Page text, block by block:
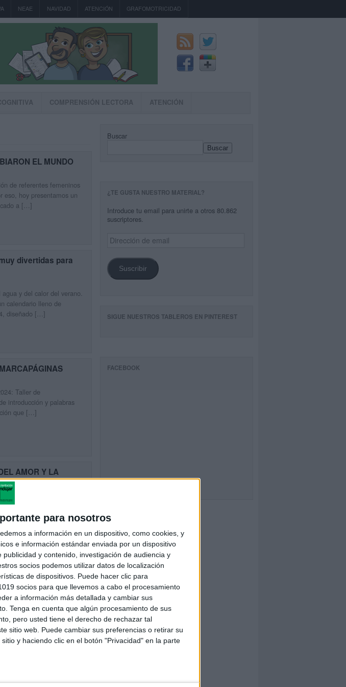
para nosotros
a información en un dispositivo, como cookies, y
e información estándar enviada por un dispositivo
y contenido, investigación de audiencia y
socios podemos utilizar datos de localización
de dispositivos. Puede hacer clic para
socios para que llevemos a cabo el procesamiento
a información más detallada y cambiar sus
Tenga en cuenta que algún procesamiento de sus
pero usted tiene el derecho de rechazar tal
sitio web. Puede cambiar sus preferencias o retirar su
y haciendo clic en el botón "Privacidad" en la parte
NEAE NAVIDAD ATENCIÓN GRAFOMOTRICIDAD
COMPRENSIÓN LECTORA ATENCIÓN
EL MUNDO
de referentes femeninos
eso, hoy presentamos un
a […]
divertidas para
y del calor del verano.
calendario lleno de
diseñado […]
Taller de
introducción y palabras
que […]
AMOR Y LA
compartir contigo algunas
el Día del Amor y la
divertidas
para los más
hemos preparado un
y sencillas para […]
Buscar
Buscar
¿TE GUSTA NUESTRO MATERIAL?
Introduce tu email para unirte a otros 80.862
suscriptores.
Dirección
de
Suscribir
SIGUE NUESTROS TABLEROS EN PINTEREST
FACEBOOK